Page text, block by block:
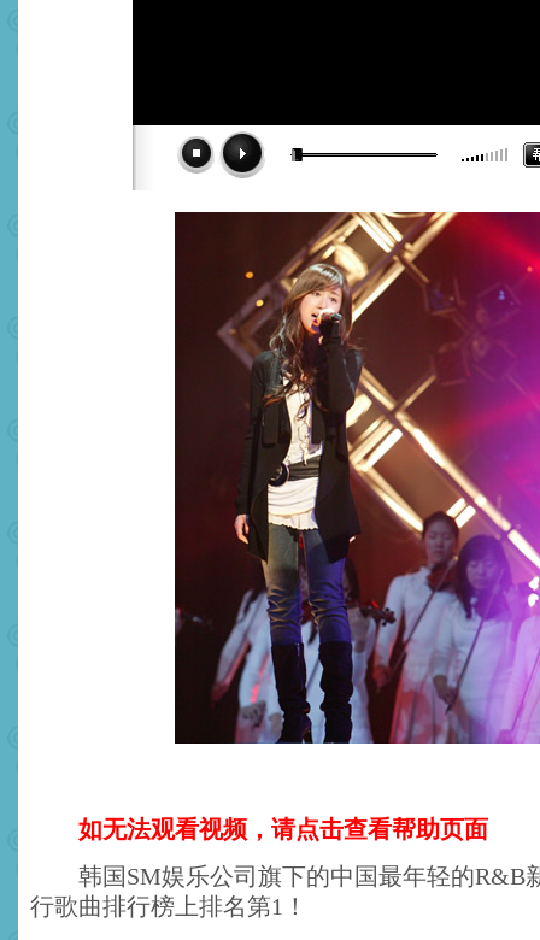
如无法观看视频，请点击查看帮助页面
韩国SM娱乐公司旗下的中国最年轻的R&B
行歌曲排行榜上排名第1！